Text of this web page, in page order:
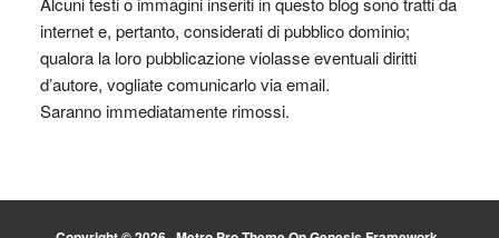
internet e, pertanto, considerati di pubblico dominio;
qualora la loro pubblicazione violasse eventuali diritti
d’autore, vogliate comunicarlo via email.
Saranno immediatamente rimossi.